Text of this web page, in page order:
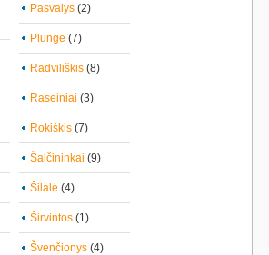
Pasvalys (2)
Plungė (7)
Radviliškis (8)
Raseiniai (3)
Rokiškis (7)
Šalčininkai (9)
Šilalė (4)
Širvintos (1)
Švenčionys (4)